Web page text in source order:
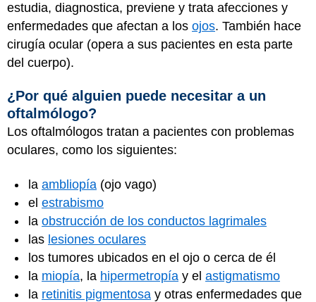
estudia, diagnostica, previene y trata afecciones y
enfermedades que afectan a los ojos. También hace
cirugía ocular (opera a sus pacientes en esta parte
del cuerpo).
¿Por qué alguien puede necesitar a un
oftalmólogo?
Los oftalmólogos tratan a pacientes con problemas
oculares, como los siguientes:
la ambliopía (ojo vago)
el estrabismo
la obstrucción de los conductos lagrimales
las lesiones oculares
los tumores ubicados en el ojo o cerca de él
la miopía, la hipermetropía y el astigmatismo
la retinitis pigmentosa y otras enfermedades que